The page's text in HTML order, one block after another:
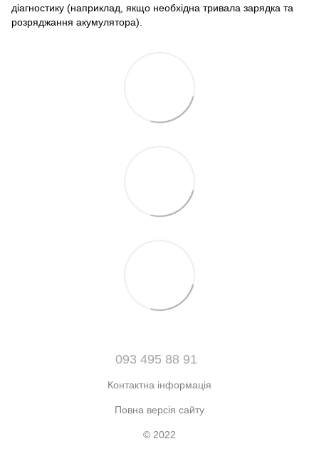
діагностику (наприклад, якщо необхідна тривала зарядка та
розряджання акумулятора).
093 495 88 91
Контактна інформація
Повна версія сайту
© 2022